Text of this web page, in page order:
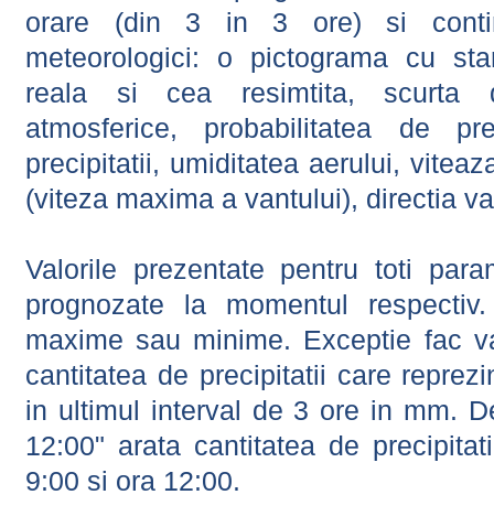
orare (din 3 in 3 ore) si
meteorologici: o pictograma cu
reala si cea resimtita, scurta
atmosferice, probabilitatea de
precipitatii, umiditatea aerului,
(viteza maxima a vantului), directia
Valorile prezentate pentru toti
prognozate la momentul
maxime sau minime. Exceptie fac
cantitatea de precipitatii care
in ultimul interval de 3 ore in mm.
12:00" arata cantitatea de
9:00 si ora 12:00.